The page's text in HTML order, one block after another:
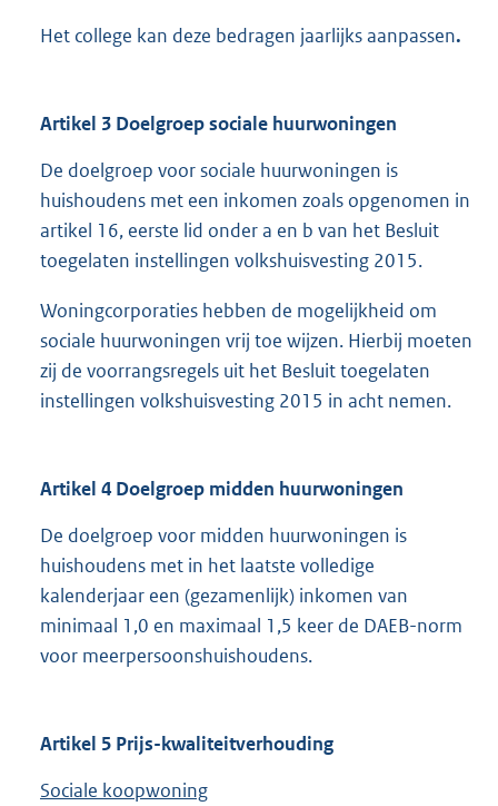
Het college kan deze bedragen jaarlijks aanpassen.
Artikel 3 Doelgroep sociale huurwoningen
De doelgroep voor sociale huurwoningen is
huishoudens met een inkomen zoals opgenomen in
artikel 16, eerste lid onder a en b van het Besluit
toegelaten instellingen volkshuisvesting 2015.
Woningcorporaties hebben de mogelijkheid om
sociale huurwoningen vrij toe wijzen. Hierbij moeten
zij de voorrangsregels uit het Besluit toegelaten
instellingen volkshuisvesting 2015 in acht nemen.
Artikel 4 Doelgroep midden huurwoningen
De doelgroep voor midden huurwoningen is
huishoudens met in het laatste volledige
kalenderjaar een (gezamenlijk) inkomen van
minimaal 1,0 en maximaal 1,5 keer de DAEB-norm
voor meerpersoonshuishoudens.
Artikel 5 Prijs-kwaliteitverhouding
Sociale koopwoning